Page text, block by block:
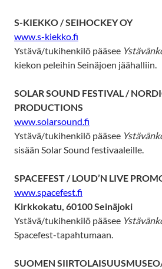
S-KIEKKO / SEIHOCKEY OY
www.s-kiekko.fi
Ystävä/tukihenkilö pääsee
kiekon peleihin Seinäjoen jäähalliin.
SOLAR SOUND FESTIVAL /
PRODUCTIONS
www.solarsound.fi
Ystävä/tukihenkilö pääsee
sisään Solar Sound festivaaleille.
SPACEFEST / LOUD’N LIVE
www.spacefest.fi
Kirkkokatu, 60100 Seinäjoki
Ystävä/tukihenkilö pääsee
Spacefest-tapahtumaan.
SUOMEN